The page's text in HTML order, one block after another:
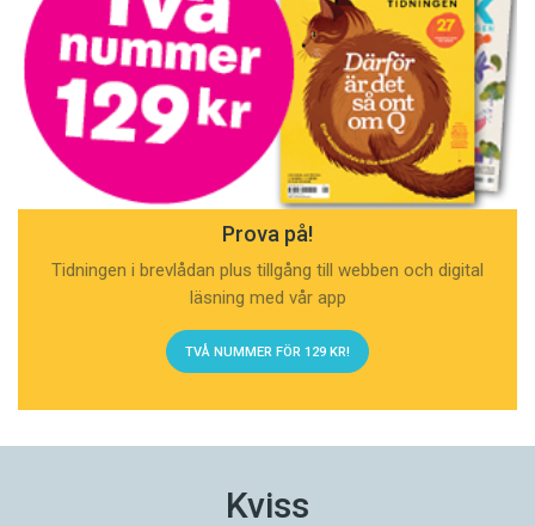
Prova på!
Tidningen i brevlådan plus tillgång till webben och digital
läsning med vår app
TVÅ NUMMER FÖR 129 KR!
Kviss